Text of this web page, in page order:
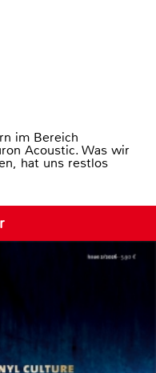
im Bereich
Acoustic. Was wir
hat uns restlos